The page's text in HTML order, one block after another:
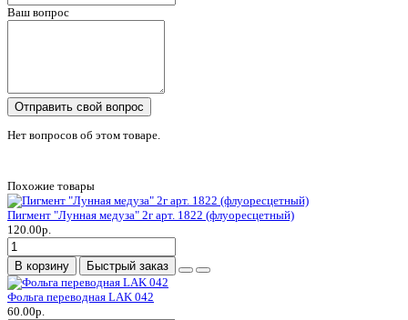
Ваш вопрос
Отправить свой вопрос
Нет вопросов об этом товаре.
Похожие товары
Пигмент "Лунная медуза" 2г арт. 1822 (флуоресцетный)
120.00р.
В корзину Быстрый заказ
Фольга переводная LAK 042
60.00р.